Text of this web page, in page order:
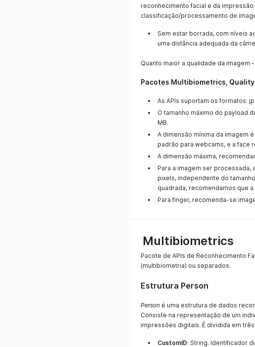
reconhecimento facial e da
classificação/processamento de
Sem estar borrada, com níveis
uma distância adequada da
Quanto maior a qualidade da imagem
Pacotes Multibiometrics,
As APIs suportam os formatos:
O tamanho máximo do payload
MB.
A dimensão mínima da imagem
padrão para webcams, e a face
A dimensão máxima,
Para a imagem ser processada,
pixels, independente do
quadrada, recomendamos que
Para finger, recomenda-se
Multibiometrics
Pacote de APIs de Reconhecimento
(multibiometria) ou separados.
Estrutura Person
Person é uma estrutura de dados
Consiste na representação de um
impressões digitais. É dividida em
CustomID: String. Identificador